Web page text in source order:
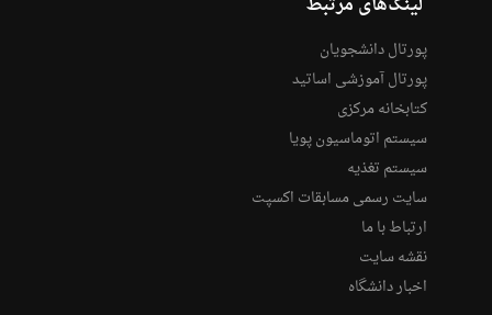
پورتال دانشجویان
پورتال آموزشی اساتید
کتابخانه مرکزی
سیستم اتوماسیون پویا
سیستم تغذیه
سایت رسمی مسابقات اکسپت
ارتباط با ما
نقشه سایت
اخبار دانشگاه